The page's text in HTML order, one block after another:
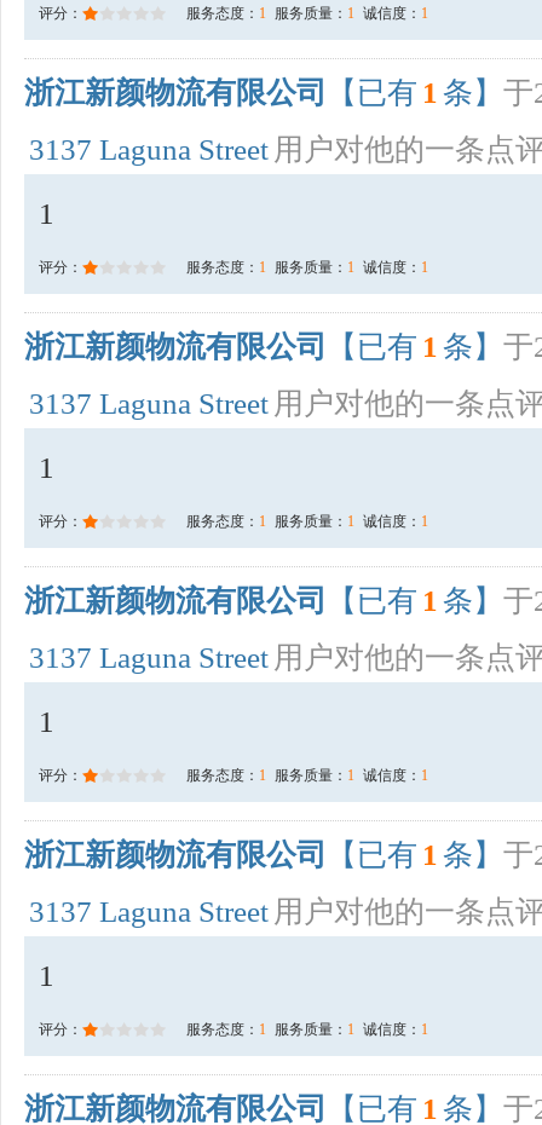
评分： 服务态度： 1 服务质量： 1 诚信度： 1
浙江新颜物流有限公司 【已有 1 条】 于
3137 Laguna Street 用户对他的一条点
1
评分： 服务态度： 1 服务质量： 1 诚信度： 1
浙江新颜物流有限公司 【已有 1 条】 于
3137 Laguna Street 用户对他的一条点
1
评分： 服务态度： 1 服务质量： 1 诚信度： 1
浙江新颜物流有限公司 【已有 1 条】 于
3137 Laguna Street 用户对他的一条点
1
评分： 服务态度： 1 服务质量： 1 诚信度： 1
浙江新颜物流有限公司 【已有 1 条】 于
3137 Laguna Street 用户对他的一条点
1
评分： 服务态度： 1 服务质量： 1 诚信度： 1
浙江新颜物流有限公司 【已有 1 条】 于